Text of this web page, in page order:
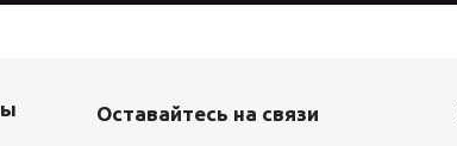
Оставайтесь на связи